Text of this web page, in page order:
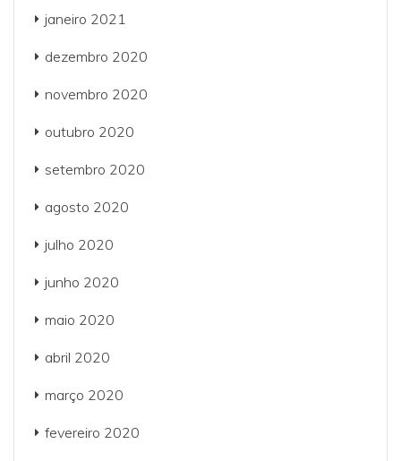
janeiro 2021
dezembro 2020
novembro 2020
outubro 2020
setembro 2020
agosto 2020
julho 2020
junho 2020
maio 2020
abril 2020
março 2020
fevereiro 2020